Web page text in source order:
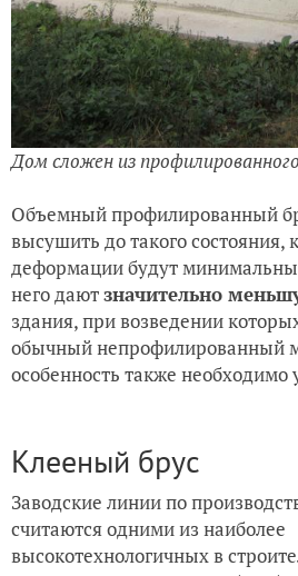
Дом сложен из
Объемный профилированный
высушить до такого состояния,
деформации будут
него даютзначительно
здания, при возведении
обычный непрофилированный
особенность также необходимо
Клееный брус
Заводские линии по
считаются одними из наиболее
высокотехнологичных в